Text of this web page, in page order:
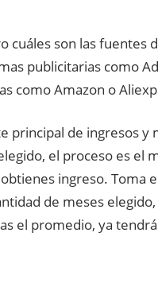
cuáles son las fuentes
publicitarias como
como Amazon o
principal de ingresos y
el proceso es el
ingreso. Toma
de meses
el promedio, ya